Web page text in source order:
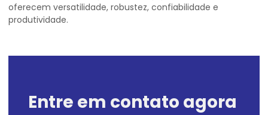
oferecem versatilidade, robustez, confiabilidade e
produtividade.
Entre em contato agora